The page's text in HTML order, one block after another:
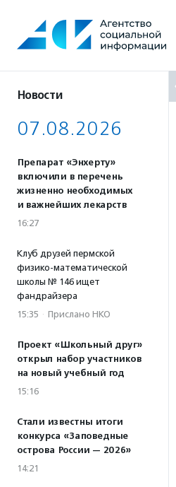
содержанию
Новости
07.08.2026
Препарат «Энхерту»
включили в перечень
жизненно необходимых
и важнейших лекарств
16:27
Клуб друзей пермской
физико-математической
школы № 146 ищет
фандрайзера
15:35 · Прислано НКО
Проект «Школьный друг»
открыл набор участников
на новый учебный год
15:16
Стали известны итоги
конкурса «Заповедные
острова России — 2026»
14:21